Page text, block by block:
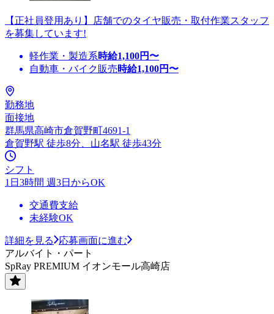
【正社員登用あり】店舗でのタイヤ販売・取付作業スタッフ
を募集しています!
軽作業・製造系時給1,100円〜
自動車・バイク販売時給1,100円〜
勤務地
面接地
群馬県高崎市倉賀野町4691-1
倉賀野駅 徒歩8分、山名駅 徒歩43分
シフト
1日3時間 週3日からOK
交通費支給
未経験OK
詳細を見る
応募画面に進む
アルバイト・パート
SpRay PREMIUM イオンモール高崎店